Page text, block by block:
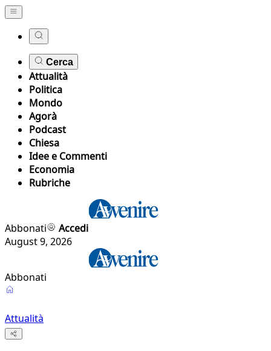
Cerca
Attualità
Politica
Mondo
Agorà
Podcast
Chiesa
Idee e Commenti
Economia
Rubriche
Abbonati
Accedi
August 9, 2026
Abbonati
Attualità